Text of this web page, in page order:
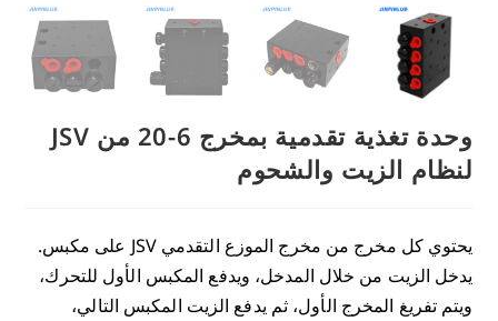
وحدة تغذية تقدمية بمخرج 6-20 من JSV
لنظام الزيت والشحوم
يحتوي كل مخرج من مخرج الموزع التقدمي JSV على مكبس.
يدخل الزيت من خلال المدخل، ويدفع المكبس الأول للتحرك،
ويتم تفريغ المخرج الأول، ثم يدفع الزيت المكبس التالي،